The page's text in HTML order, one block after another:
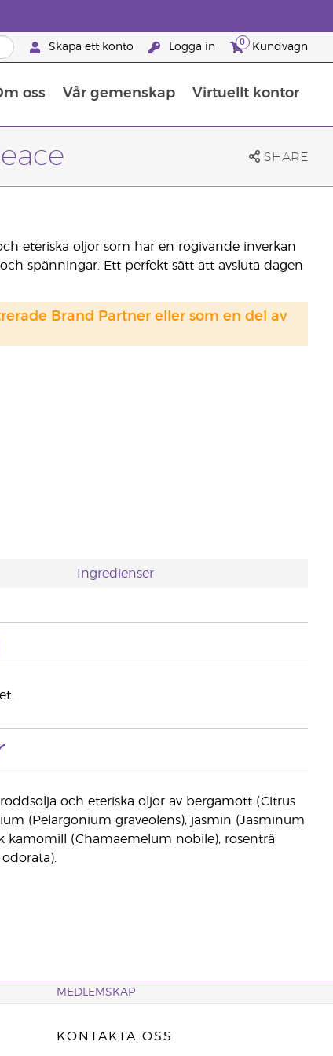
Skapa ett konto Logga in 0 Kundvagn
oss Vår gemenskap Virtuellt kontor
SHARE
eteriska oljor som har en rogivande inverkan
spänningar. Ett perfekt sätt att avsluta dagen
Brand Partner eller som en del av
Ingredienser
och eteriska oljor av bergamott (Citrus
(Pelargonium graveolens), jasmin (Jasminum
kamomill (Chamaemelum nobile), rosenträ
MEDLEMSKAP
KONTAKTA OSS